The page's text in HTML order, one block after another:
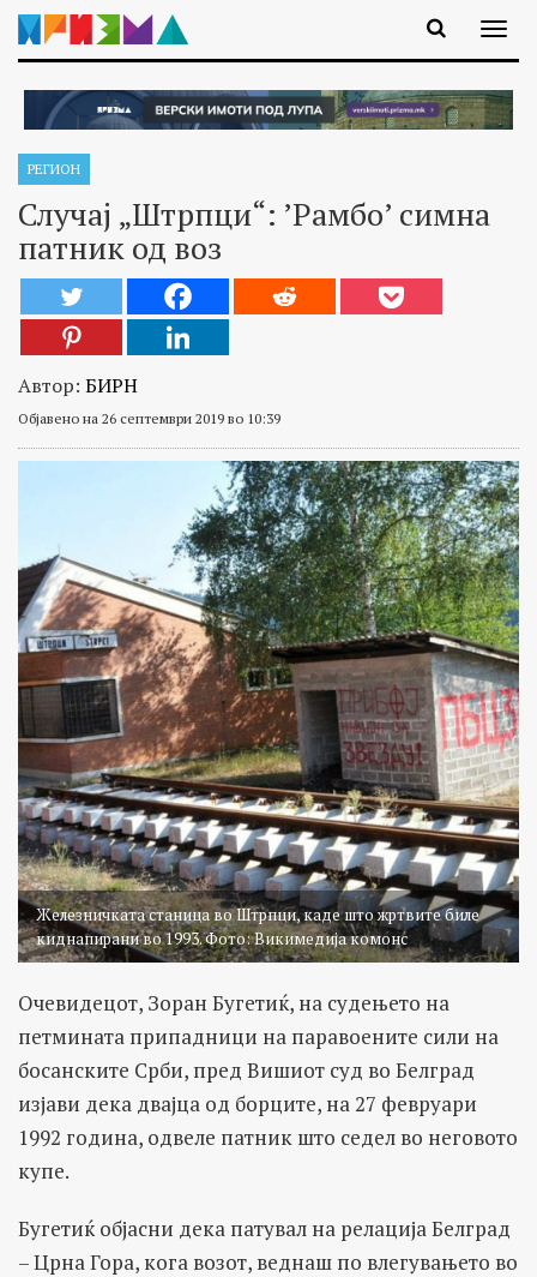
РЕГИОН
Случаj „Штрпци“: ’Рамбо’ симна
патник од воз
Автор: БИРН
Објавено на 26 септември 2019 во 10:39
Железничката станица во Штрпци, каде што жртвите биле
киднапирани во 1993. Фото: Викимедија комонс
Очевидецот, Зоран Бугетиќ, на судењето на
петмината припадници на паравоените сили на
босанските Срби, пред Вишиот суд во Белград
изјави дека двајца од борците, на 27 февруари
1992 година, одвеле патник што седел во неговото
купе.
Бугетиќ објасни дека патувал на релација Белград
– Црна Гора, кога возот, веднаш по влегувањето во